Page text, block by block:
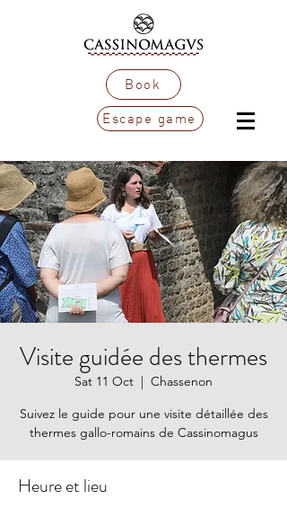
Book
Escape game
Visite guidée des thermes
Sat 11 Oct
  |
Chassenon
Suivez le guide pour une visite détaillée des
thermes gallo-romains de Cassinomagus
Heure et lieu